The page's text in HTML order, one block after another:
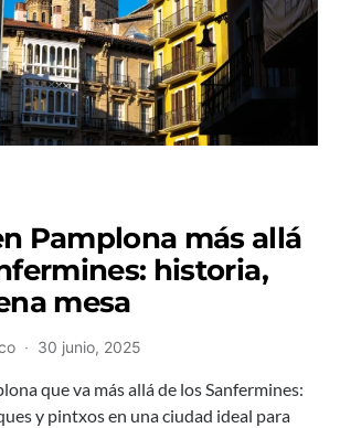
Pamplona más allá
historia,
mesa
30 junio, 2025
que va más allá de los Sanfermines:
y pintxos en una ciudad ideal para